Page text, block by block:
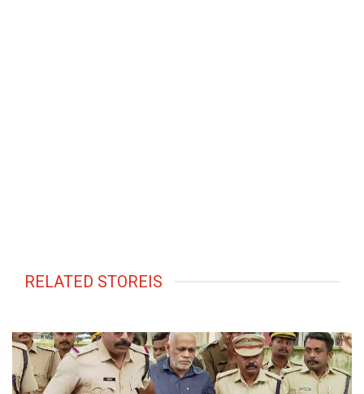
RELATED STOREIS